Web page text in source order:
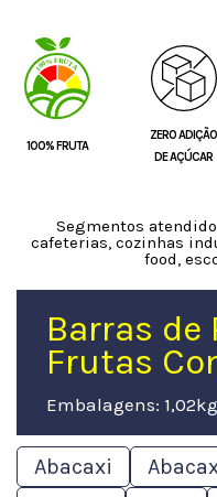
100% FRUTA
ZERO ADIÇÃO
DE AÇÚCAR
Segmentos
cafeterias, cozinhas
food,
Barras de
Frutas
Embalagens: 1,02kg
Abacaxi